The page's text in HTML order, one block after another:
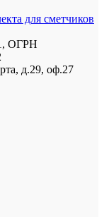
для сметчиков
ОГРН
д.29, оф.27